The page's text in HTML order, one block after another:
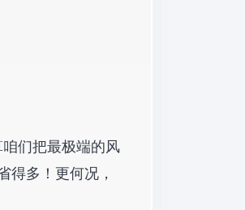
们把最极端的风
多！更何况，